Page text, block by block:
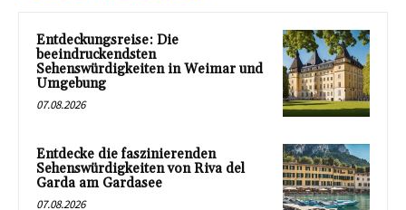
Entdeckungsreise: Die
beeindruckendsten
Sehenswürdigkeiten in Weimar und
Umgebung
07.08.2026
Entdecke die faszinierenden
Sehenswürdigkeiten von Riva del
Garda am Gardasee
07.08.2026